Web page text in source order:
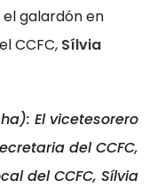
el galardón en
CCFC, Sílvia
El vicetesorero
del CCFC,
del CCFC, Sílvia